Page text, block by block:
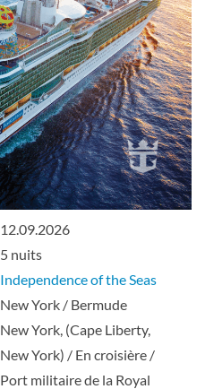
12.09.2026
5 nuits
Independence of the Seas
New York / Bermude
New York, (Cape Liberty,
New York) / En croisière /
Port militaire de la Royal